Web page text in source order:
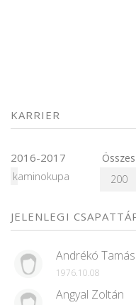
KARRIER
2016-2017 Összes
kaminokupa
200
JELENLEGI
Andrékó Tamás
1976.10.08
Angyal Zoltán